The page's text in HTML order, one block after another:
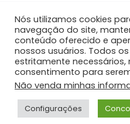
©Copyright 2026 |
do Anta-MG | Todos
Nós utilizamos cookies
navegação do site,
conteúdo oferecido e
nossos usuários. Todos
estritamente necessários,
consentimento para
Não venda minhas
Configurações